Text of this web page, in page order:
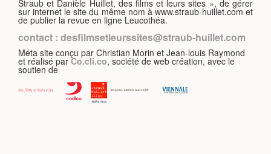
Straub et Danièle Huillet, des films et leurs sites », de gérer
sur internet le site du même nom à www.straub-huillet.com et
de publier la revue en ligne Leucothéa.
contact : desfilmsetleurssites@straub-huillet.com
Méta site conçu par Christian Morin et Jean-louis Raymond
et réalisé par Co.cli.co, société de web création, avec le
soutien de